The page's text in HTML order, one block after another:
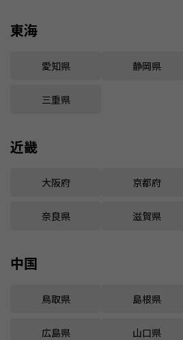
東海
愛知県 静岡県
三重県
近畿
大阪府 京都府
奈良県 滋賀県
中国
鳥取県 島根県
広島県 山口県